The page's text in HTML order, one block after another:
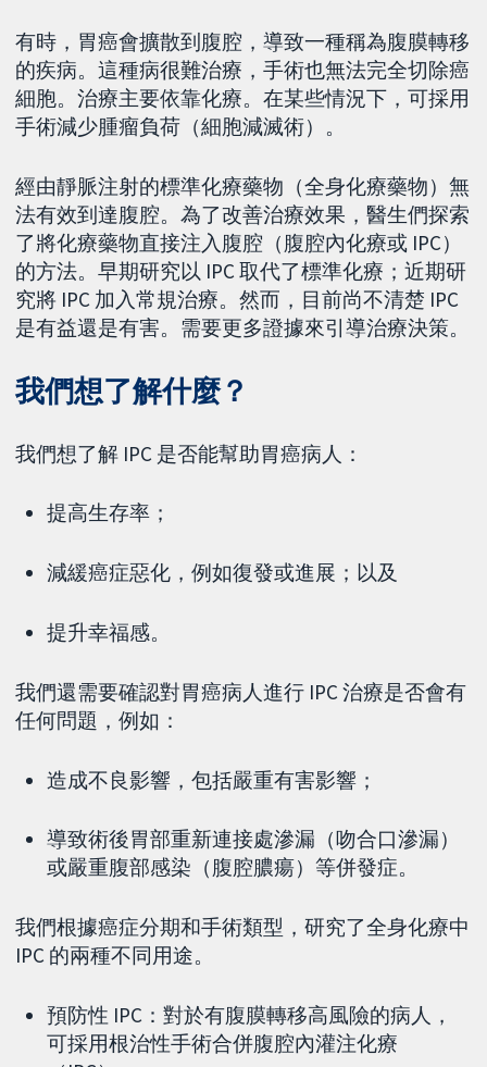
有時，胃癌會擴散到腹腔，導致一種稱為腹膜轉移
的疾病。這種病很難治療，手術也無法完全切除癌
細胞。治療主要依靠化療。在某些情況下，可採用
手術減少腫瘤負荷（細胞減滅術）。
經由靜脈注射的標準化療藥物（全身化療藥物）無
法有效到達腹腔。為了改善治療效果，醫生們探索
了將化療藥物直接注入腹腔（腹腔內化療或 IPC）
的方法。早期研究以 IPC 取代了標準化療；近期研
究將 IPC 加入常規治療。然而，目前尚不清楚 IPC
是有益還是有害。需要更多證據來引導治療決策。
我們想了解什麼？
我們想了解 IPC 是否能幫助胃癌病人：
提高生存率；
減緩癌症惡化，例如復發或進展；以及
提升幸福感。
我們還需要確認對胃癌病人進行 IPC 治療是否會有
任何問題，例如：
造成不良影響，包括嚴重有害影響；
導致術後胃部重新連接處滲漏（吻合口滲漏）
或嚴重腹部感染（腹腔膿瘍）等併發症。
我們根據癌症分期和手術類型，研究了全身化療中
IPC 的兩種不同用途。
預防性 IPC：對於有腹膜轉移高風險的病人，
可採用根治性手術合併腹腔內灌注化療